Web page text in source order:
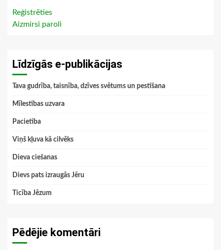
Reģistrēties
Aizmirsi paroli
Līdzīgās e-publikācijas
Tava gudrība, taisnība, dzīves svētums un pestīšana
Mīlestības uzvara
Pacietība
Viņš kļuva kā cilvēks
Dieva ciešanas
Dievs pats izraugās Jēru
Ticība Jēzum
Pēdējie komentāri